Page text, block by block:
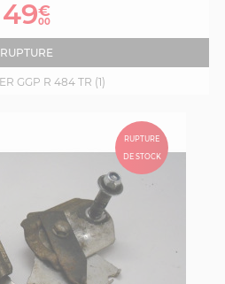
49€
00
RUPTURE
GGP R 484 TR (1)
RUPTURE
DE STOCK